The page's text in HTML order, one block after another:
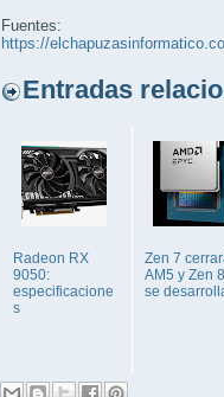
Fuentes:
https://
Entradas
Radeon RX
9050:
especificacione
s
Zen 7
AM5 y Zen
se